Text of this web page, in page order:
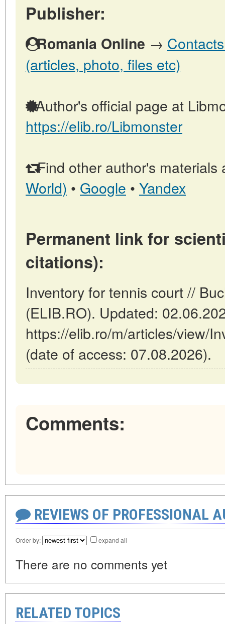
Publisher:
Romania Online →
(articles, photo, files etc)
Author's official page at
https://elib.ro/Libmonster
Find other author's materials
World) • Google • Yandex
Permanent link for
citations):
Inventory for tennis court //
(ELIB.RO). Updated:
https://elib.ro/m/articles/view/
(date of access: 07.08.2026).
Comments:
REVIEWS OF PROFESSIONAL
Order by: expand all
There are no comments yet
RELATED TOPICS